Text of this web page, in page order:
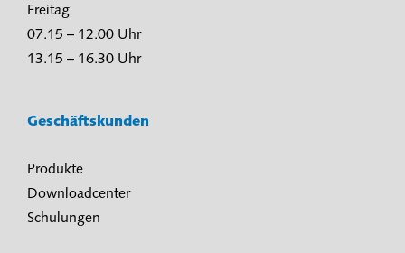
Freitag
07.15 – 12.00 Uhr
13.15 – 16.30 Uhr
Geschäftskunden
Produkte
Downloadcenter
Schulungen